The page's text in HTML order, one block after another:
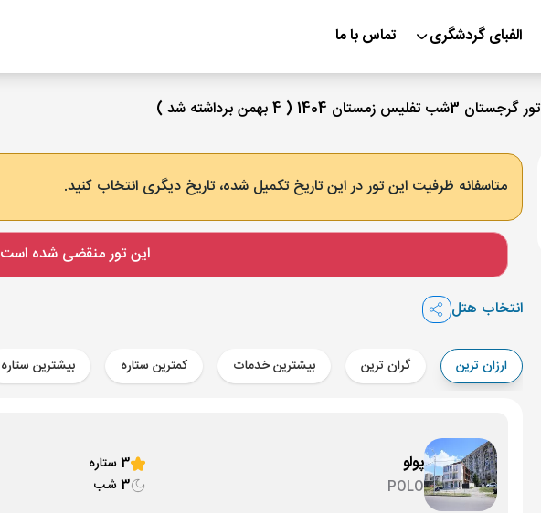
الفبای گردشگری تماس با ما
تور گرجستان 3شب تفلیس زمستان 1404 ( 4 بهمن برداشته شد )
متاسفانه ظرفیت این تور در این تاریخ تکمیل شده، تاریخ دیگری انتخاب کنید.
این تور منقضی شده است
انتخاب هتل
ارزان ترین گران ترین بیشترین خدمات کمترین ستاره بیشترین ستاره
پولو
POLO
3 ستاره
3 شب